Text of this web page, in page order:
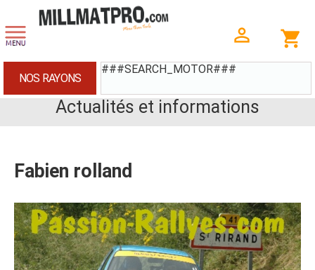
###SEARCH_MOTOR###
NOS RAYONS
Actualités et informations
Fabien rolland